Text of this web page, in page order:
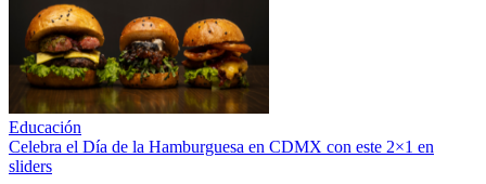
Educación
Celebra el Día de la Hamburguesa en CDMX con este 2×1 en
sliders